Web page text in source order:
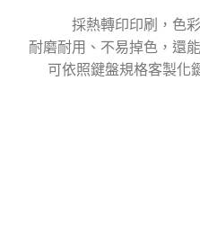
採熱轉印印刷，色
耐磨耐用、不易掉色，還
可依照鍵盤規格客製化